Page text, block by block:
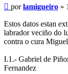
Mensaje
porlamigueiro »
Estos datos estan
labrador veciño do
contra o cura
I.1.- Gabriel de
Fernandez